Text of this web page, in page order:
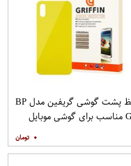
محافظ پشت گوشی گریفین مدل BP
GN pl مناسب برای گوشی موبایل
۰